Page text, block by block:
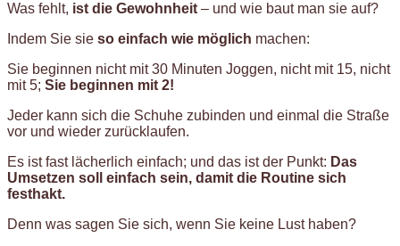
Was fehlt, ist die Gewohnheit – und wie baut man sie auf?
Indem Sie sie so einfach wie möglich machen:
Sie beginnen nicht mit 30 Minuten Joggen, nicht mit 15, nicht
mit 5; Sie beginnen mit 2!
Jeder kann sich die Schuhe zubinden und einmal die Straße
vor und wieder zurücklaufen.
Es ist fast lächerlich einfach; und das ist der Punkt: Das
Umsetzen soll einfach sein, damit die Routine sich
festhakt.
Denn was sagen Sie sich, wenn Sie keine Lust haben?